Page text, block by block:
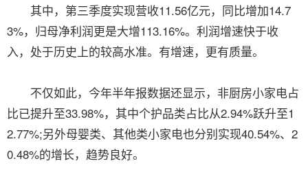
其中，第三季度实现营收11.56亿元，同比增加14.7
3%，归母净利润更是大增113.16%。利润增速快于收
入，处于历史上的较高水准。有增速，更有质量。
不仅如此，今年半年报数据还显示，非厨房小家电占
比已提升至33.98%，其中个护品类占比从2.94%跃升至1
2.77%;另外母婴类、其他类小家电也分别实现40.54%、2
0.48%的增长，趋势良好。